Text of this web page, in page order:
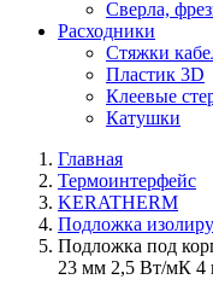
Сверла,
Расходники
Стяжки
Пластик 3D
Клеевые
Катушки
Главная
Термоинтерфейс
KERATHERM
Подложка
Подложка под
23 мм 2,5 Вт/мК 4